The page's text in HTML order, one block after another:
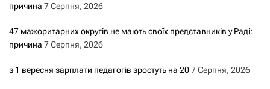
причина 7 Серпня, 2026
47 мажоритарних округів не мають своїх представників у Раді:
причина 7 Серпня, 2026
з 1 вересня зарплати педагогів зростуть на 207 Серпня, 2026